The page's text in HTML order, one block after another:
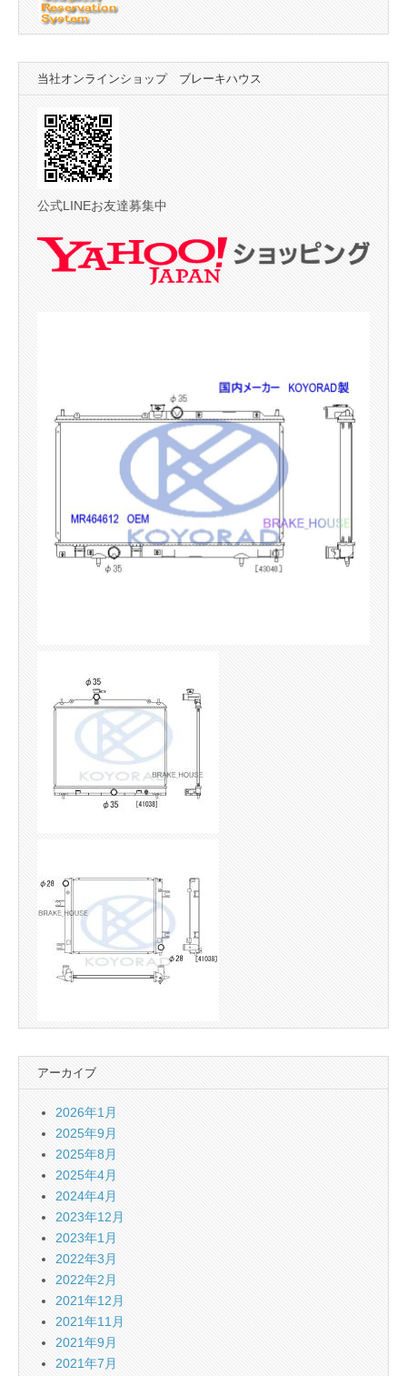
当社オンラインショップ ブレーキハウス
公式LINEお友達募集中
アーカイブ
2026年1月
2025年9月
2025年8月
2025年4月
2024年4月
2023年12月
2023年1月
2022年3月
2022年2月
2021年12月
2021年11月
2021年9月
2021年7月